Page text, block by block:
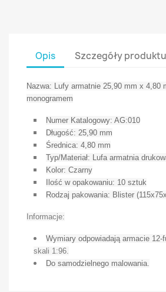
Opis Szczegóły produktu
Nazwa: Lufy armatnie 25,90 mm x 4,80
monogramem
Numer Katalogowy: AG:010
Długość: 25,90 mm
Średnica: 4,80 mm
Typ/Materiał: Lufa armatnia
Kolor: Czarny
Ilość w opakowaniu: 10 sztuk
Rodzaj pakowania: Blister
Informacje:
Wymiary odpowiadają armacie 12-
skali 1:96.
Do samodzielnego malowania.